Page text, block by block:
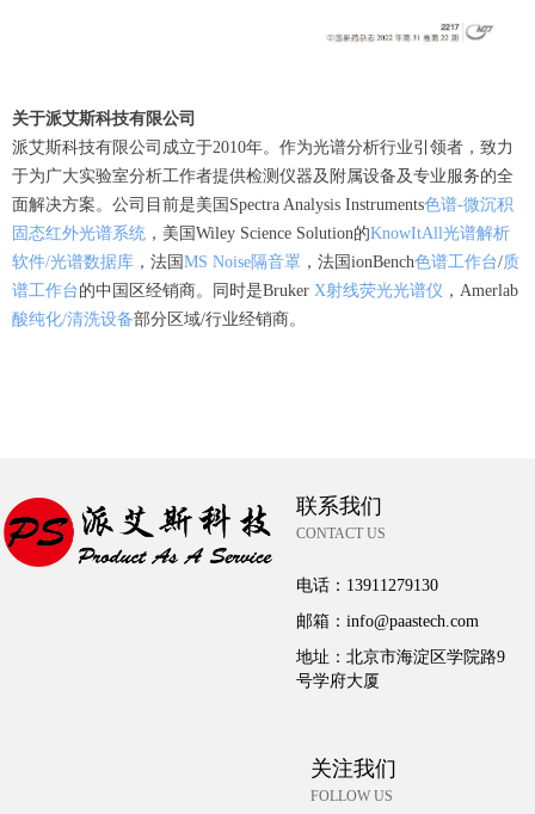
关于派艾斯科技有限公司
派艾斯科技有限公司成立于2010年。作为光谱分析行业引领者，致力
于为广大实验室分析工作者提供检测仪器及附属设备及专业服务的全
面解决方案。公司目前是美国Spectra Analysis Instruments色谱-微沉积
固态红外光谱系统 ，美国Wiley Science Solution的KnowItAll光谱解析
软件/光谱数据库 ，法国MS Noise隔音罩 ，法国ionBench色谱工作台/质
谱工作台的中国区经销商。同时是Bruker X射线荧光光谱仪 ，Amerlab
酸纯化/清洗设备部分区域/行业经销商。
电话： 13911279130
邮箱：info@paastech.com
地址：北京市海淀区学院路9
号学府大厦
联系我们
CONTACT US
关注我们
FOLLOW US